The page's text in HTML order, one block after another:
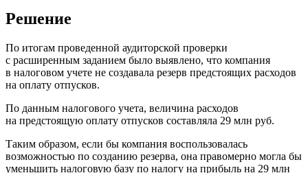
Решение
По итогам проведенной аудиторской проверки
с расширенным заданием было выявлено, что компания
в налоговом учете не создавала резерв предстоящих расходов
на оплату отпусков.
По данным налогового учета, величина расходов
на предстоящую оплату отпусков составляла 29 млн руб.
Таким образом, если бы компания воспользовалась
возможностью по созданию резерва, она правомерно могла бы
уменьшить налоговую базу по налогу на прибыль на 29 млн